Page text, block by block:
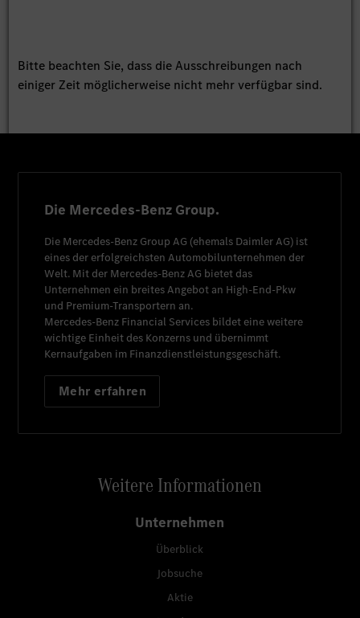
Bitte beachten Sie, dass die Ausschreibungen nach
einiger Zeit möglicherweise nicht mehr verfügbar sind.
Die Mercedes-Benz Group.
Die Mercedes-Benz Group AG (ehemals Daimler AG) ist
eines der erfolgreichsten Automobilunternehmen der
Welt. Mit der Mercedes-Benz AG bietet das
Unternehmen ein breites Angebot an High-End-Pkw
und Premium-Transportern an.
Mercedes-Benz Financial Services bildet eine weitere
wichtige Einheit des Konzerns und übernimmt
Kernaufgaben im Finanzdienstleistungsgeschäft.
Mehr erfahren
Weitere Informationen
Unternehmen
Überblick
Jobsuche
Aktie